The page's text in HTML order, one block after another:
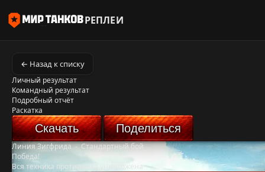
РЕПЛЕИ
← Назад к списку
Личный результат
Командный результат
Подробный отчёт
Раскатка
Скачать Поделиться
Линия Зигфрида-Стандартный бой
Победа!
Вся техника противника уничтожена